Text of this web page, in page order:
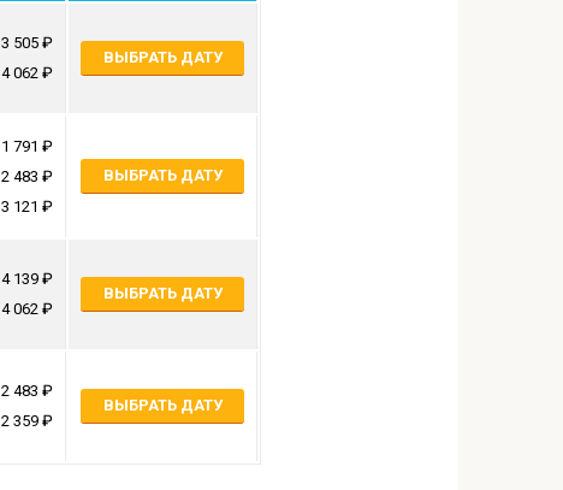
3 505
4 062
ВЫБРАТЬ ДАТУ
1 791
2 483
3 121
ВЫБРАТЬ ДАТУ
4 139
4 062
ВЫБРАТЬ ДАТУ
2 483
2 359
ВЫБРАТЬ ДАТУ